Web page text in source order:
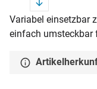
Variabel einsetzbar
einfach umsteckbar